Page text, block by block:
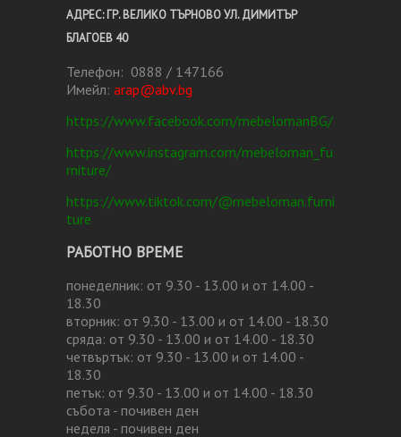
АДРЕС: ГР. ВЕЛИКО ТЪРНОВО УЛ. ДИМИТЪР
БЛАГОЕВ 40
Телефон: 0888 / 147166
Имейл: arap@abv.bg
https://www.facebook.com/mebelomanBG/
https://www.instagram.com/mebeloman_fu
rniture/
https://www.tiktok.com/@mebeloman.furni
ture
РАБОТНО ВРЕМЕ
понеделник: от 9.30 - 13.00 и от 14.00 -
18.30
вторник: от 9.30 - 13.00 и от 14.00 - 18.30
сряда: от 9.30 - 13.00 и от 14.00 - 18.30
четвъртък: от 9.30 - 13.00 и от 14.00 -
18.30
петък: от 9.30 - 13.00 и от 14.00 - 18.30
събота - почивен ден
неделя - почивен ден